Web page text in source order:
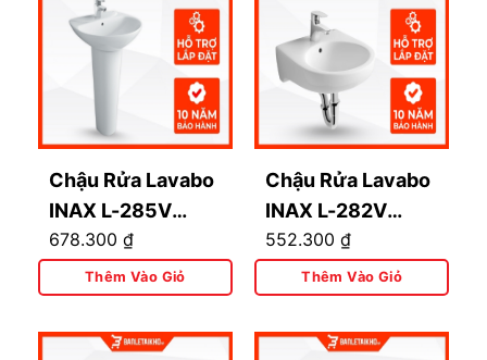
Chậu Rửa Lavabo
INAX L-285V
(L285V) Treo
Tường
497x426mm
678.300 ₫
Thêm Vào Giỏ
Chậu Rửa Lavabo
INAX L-282V
(L282V) Treo
Tường
410x440mm
552.300 ₫
Thêm Vào Giỏ